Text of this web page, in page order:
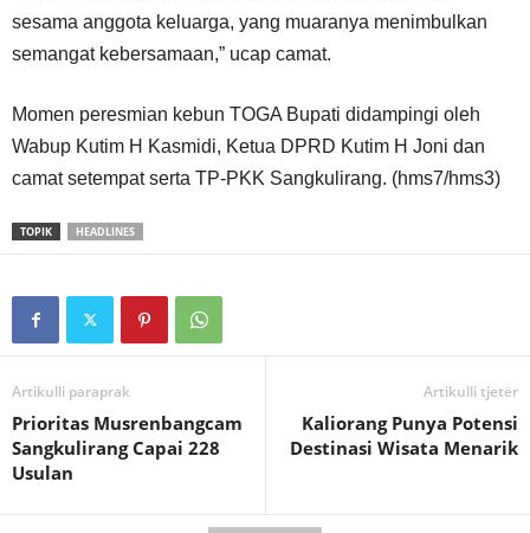
sesama anggota keluarga, yang muaranya menimbulkan
semangat kebersamaan,” ucap camat.
Momen peresmian kebun TOGA Bupati didampingi oleh
Wabup Kutim H Kasmidi, Ketua DPRD Kutim H Joni dan
camat setempat serta TP-PKK Sangkulirang. (hms7/hms3)
TOPIK HEADLINES
Artikulli paraprak
Prioritas Musrenbangcam
Sangkulirang Capai 228
Usulan
Artikulli tjetër
Kaliorang Punya Potensi
Destinasi Wisata Menarik